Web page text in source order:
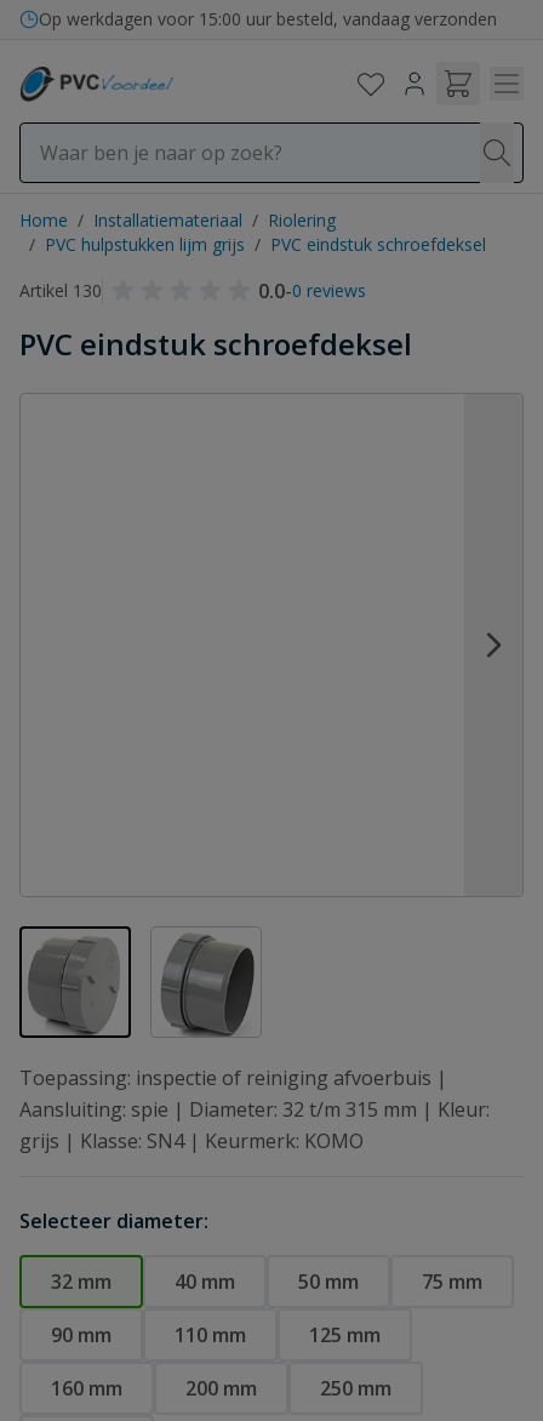
Ga naar de inhoud
Op werkdagen voor 15:00 uur besteld, vandaag verzonden
Home / Installatiemateriaal / Riolering
/ PVC hulpstukken lijm grijs / PVC eindstuk schroefdeksel
Artikel 130
0.0-0 reviews
PVC eindstuk schroefdeksel
View larger imageView larger image
Toepassing: inspectie of reiniging afvoerbuis |
Aansluiting: spie | Diameter: 32 t/m 315 mm | Kleur:
grijs | Klasse: SN4 | Keurmerk: KOMO
Selecteer diameter:
32 mm 40 mm 50 mm
75 mm
90 mm
110 mm
125 mm
160 mm
200 mm
250 mm